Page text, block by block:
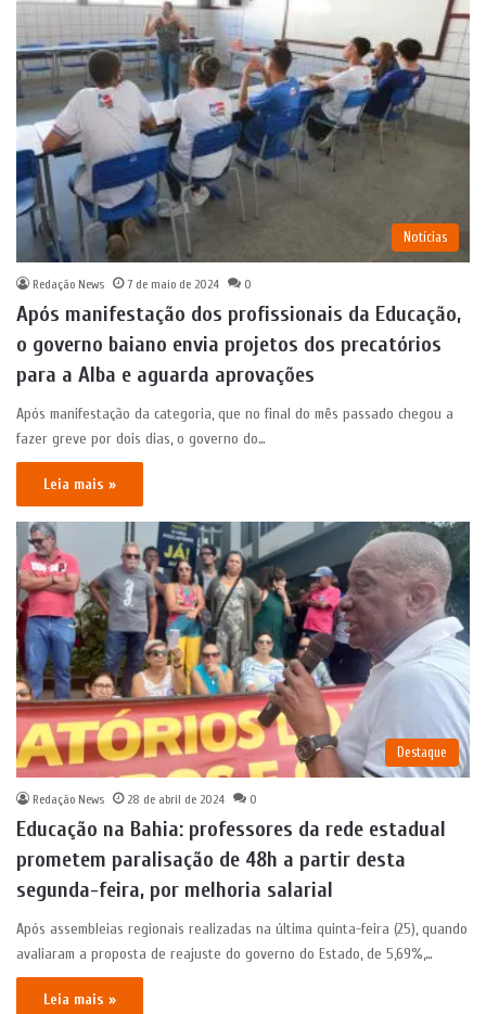
Notícias
Redação News 7 de maio de 2024 0
Após manifestação dos profissionais da Educação,
o governo baiano envia projetos dos precatórios
para a Alba e aguarda aprovações
Após manifestação da categoria, que no final do mês passado chegou a
fazer greve por dois dias, o governo do…
Leia mais »
Destaque
Redação News 28 de abril de 2024 0
Educação na Bahia: professores da rede estadual
prometem paralisação de 48h a partir desta
segunda-feira, por melhoria salarial
Após assembleias regionais realizadas na última quinta-feira (25), quando
avaliaram a proposta de reajuste do governo do Estado, de 5,69%,…
Leia mais »